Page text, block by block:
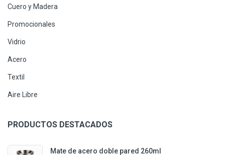
Cuero y Madera
Promocionales
Vidrio
Acero
Textil
Aire Libre
PRODUCTOS DESTACADOS
Mate de acero doble pared 260ml